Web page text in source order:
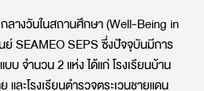
ลางวันในสถานศึกษา (Well-Being in
SEAMEO SEPS ซึ่งปัจจุบันมีการ
บบ จำนวน 2 แห่ง ได้แก่ โรงเรียนบ้าน
และโรงเรียนตำรวจตระเวนชายแดน